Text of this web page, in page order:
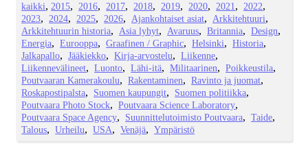
kaikki 2015 2016 2017 2018 2019 2020 2021
2022
2023
2024 2025 2026 Ajankohtaiset asiat
Arkkitehtuuri
Arkkitehtuurin historia
Asia lyhyt Avaruus Britannia
Design
Energia
Eurooppa Graafinen / Graphic Helsinki
Historia
Jalkapallo
Jääkiekko Kirja-arvostelu
Liikenne
Liikennevälineet
Luonto Lähi-itä Militaarinen
Poikkeustila
Poutvaaran Kamerakoulu
Rakentaminen
Ravinto ja juomat
Roskapostipalsta
Suomen kaupungit
Suomen politiikka
Poutvaara Photo Stock
Poutvaara Science Laboratory
Poutvaara Space Agency
Suunnittelutoimisto Poutvaara
Taide
Talous
Urheilu USA Venäjä Ympäristö